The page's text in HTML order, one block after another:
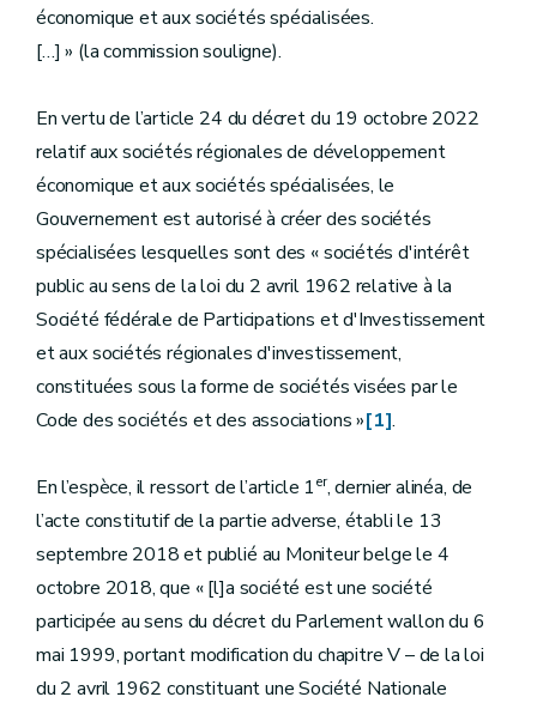
économique et aux sociétés spécialisées.
[…] » (la commission souligne).
En vertu de l’article 24 du décret du 19 octobre 2022
relatif aux sociétés régionales de développement
économique et aux sociétés spécialisées, le
Gouvernement est autorisé à créer des sociétés
spécialisées lesquelles sont des «sociétés d'intérêt
public au sens de la loi du 2 avril 1962 relative à la
Société fédérale de Participations et d'Investissement
et aux sociétés régionales d'investissement,
constituées sous la forme de sociétés visées par le
Code des sociétés et des associations »[1].
En l’espèce, il ressort de l’article 1er, dernier alinéa, de
l’acte constitutif de la partie adverse, établi le 13
septembre 2018 et publié au Moniteur belge le 4
octobre 2018, que « [l]a société est une société
participée au sens du décret du Parlement wallon du 6
mai 1999, portant modification du chapitre V – de la loi
du 2 avril 1962 constituant une Société Nationale